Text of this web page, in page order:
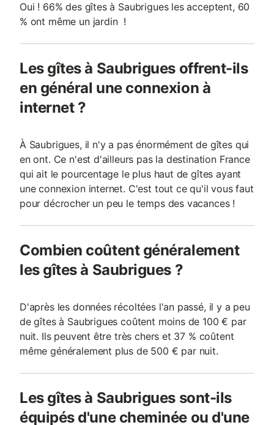
Oui ! 66% des gîtes à Saubrigues les acceptent, 60
% ont même un jardin !
Les gîtes à Saubrigues offrent-ils
en général une connexion à
internet ?
À Saubrigues, il n'y a pas énormément de gîtes qui
en ont. Ce n'est d'ailleurs pas la destination France
qui ait le pourcentage le plus haut de gîtes ayant
une connexion internet. C'est tout ce qu'il vous faut
pour décrocher un peu le temps des vacances !
Combien coûtent généralement
les gîtes à Saubrigues ?
D'après les données récoltées l'an passé, il y a peu
de gîtes à Saubrigues coûtent moins de 100 € par
nuit. Ils peuvent être très chers et 37 % coûtent
même généralement plus de 500 € par nuit.
Les gîtes à Saubrigues sont-ils
équipés d'une cheminée ou d'une